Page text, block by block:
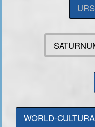
WORLD-